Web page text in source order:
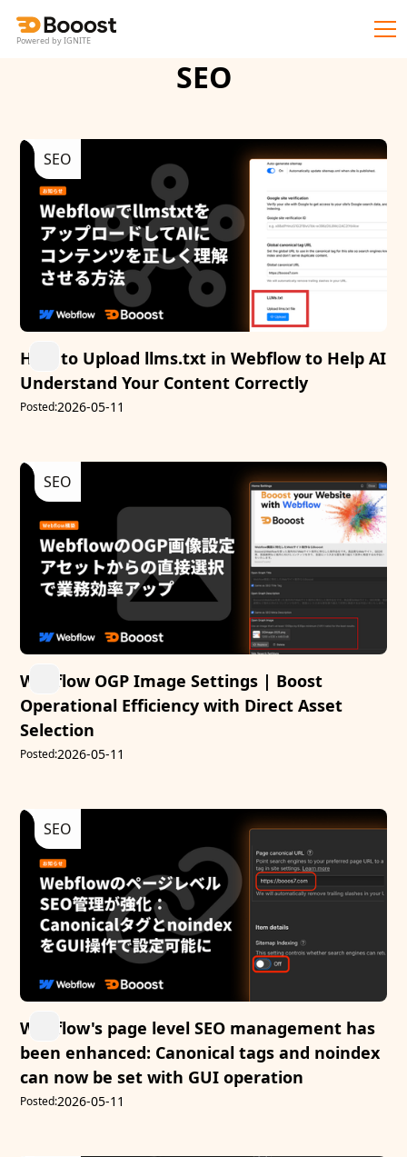
Powered by IGNITE
SEO
SEO
How to Upload llms.txt in Webflow to Help AI
Understand Your Content Correctly
Posted:2026-05-11
SEO
Webflow OGP Image Settings | Boost
Operational Efficiency with Direct Asset
Selection
Posted:2026-05-11
SEO
Webflow's page level SEO management has
been enhanced: Canonical tags and noindex
can now be set with GUI operation
Posted:2026-05-11